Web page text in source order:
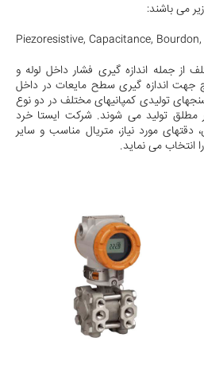
می باشند:
Piezoresistive, Capacitance,
جمله اندازه گیری فشار داخل لوله و
اندازه گیری سطح مایعات در داخل
تولیدی کمپانیهای مختلف در دو نوع
مطلق تولید می شوند. شرکت ایستا خرد
مورد نیاز، متریال مناسب و سایر
انتخاب می نماید.